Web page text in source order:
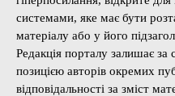
системами, яке має бути
матеріалу або у його
Редакція порталу залишає
позицією авторів окремих
відповідальності за зміст